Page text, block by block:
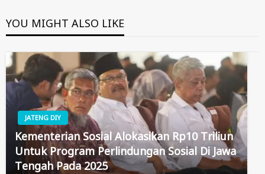
YOU MIGHT ALSO LIKE
JATENG DIY
Kementerian Sosial Alokasikan Rp10 Triliun
Untuk Program Perlindungan Sosial Di Jawa
Tengah Pada 2025